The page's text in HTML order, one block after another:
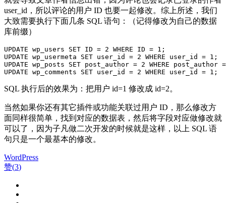
user_id，所以评论的用户 ID 也要一起修改。综上所述，我们
大致需要执行下面几条 SQL 语句：（记得修改为自己的数据
库前缀）
UPDATE wp_users SET ID = 2 WHERE ID = 1;
UPDATE wp_usermeta SET user_id = 2 WHERE user_id = 1;
UPDATE wp_posts SET post_author = 2 WHERE post_author
UPDATE wp_comments SET user_id = 2 WHERE user_id = 1;
SQL 执行后的效果为：把用户 id=1 修改成 id=2。
当然如果你还有其它插件或功能关联过用户 ID，那么修改方
面同样很简单，找到对应的数据表，然后将字段对应做修改就
可以了，因为子凡做二次开发的时候就是这样，以上 SQL 语
句只是一个最基本的修改。
WordPress
赞(3)